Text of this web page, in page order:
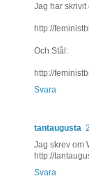
Jag har skrivit
http://
Och Stål:
http://
Svara
tantaugusta
Jag skrev om
http://
Svara